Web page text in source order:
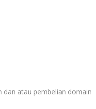
dan atau pembelian domain